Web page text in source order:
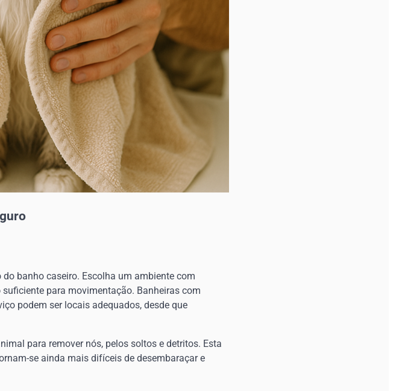
banho caseiro. Escolha um ambiente com
para movimentação. Banheiras com
podem ser locais adequados, desde que
para remover nós, pelos soltos e detritos. Esta
se ainda mais difíceis de desembaraçar e